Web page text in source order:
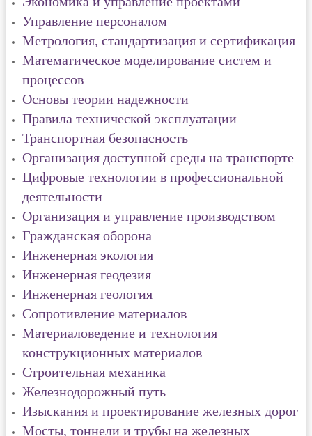
Управление персоналом
Метрология, стандартизация и сертификация
Математическое моделирование систем и
процессов
Основы теории надежности
Правила технической эксплуатации
Транспортная безопасность
Организация доступной среды на транспорте
Цифровые технологии в профессиональной
деятельности
Организация и управление производством
Гражданская оборона
Инженерная экология
Инженерная геодезия
Инженерная геология
Сопротивление материалов
Материаловедение и технология
конструкционных материалов
Строительная механика
Железнодорожный путь
Изыскания и проектирование железных дорог
Мосты, тоннели и трубы на железных